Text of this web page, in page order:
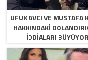
UFUK AVCI VE MUSTAFA
HAKKINDAKI
İDDIALARI BÜYÜYOR